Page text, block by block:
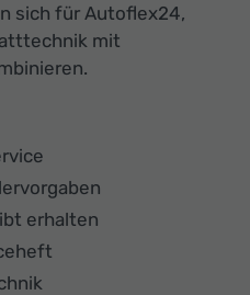
sich für Autoflex24,
mit
erhalten